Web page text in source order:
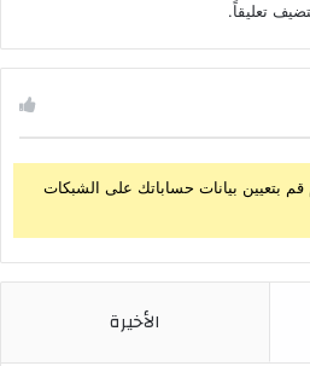
تعليقاً.
بتعيين بيانات حساباتك على الشبكات
الأخيرة